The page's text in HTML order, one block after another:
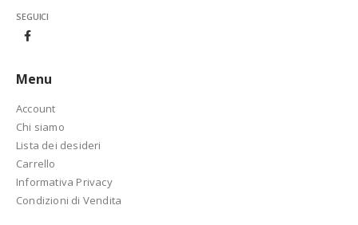
SEGUICI
Menu
Account
Chi siamo
Lista dei desideri
Carrello
Informativa Privacy
Condizioni di Vendita